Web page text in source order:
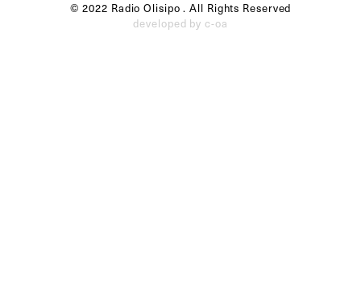
© 2022 Radio Olisipo . All Rights Reserved
developed by c-oa